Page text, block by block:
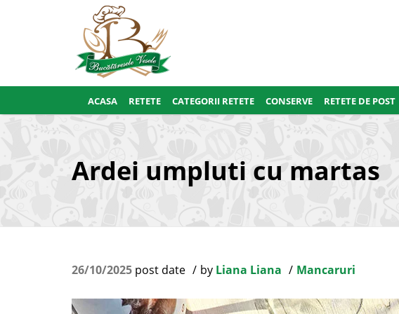
ACASA RETETE CATEGORII RETETE CONSERVE RETETE DE POST
Ardei umpluti cu martas
26/10/2025 post date by Liana Liana Mancaruri